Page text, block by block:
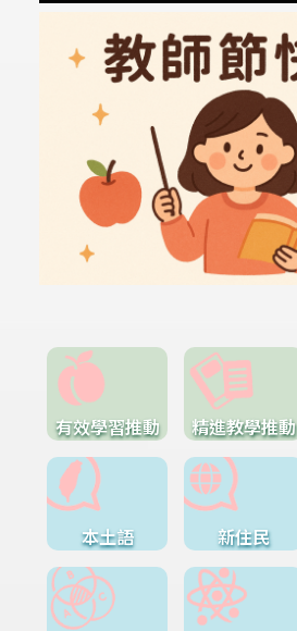
有效學習推動 精進教學推動
本土語 新住民